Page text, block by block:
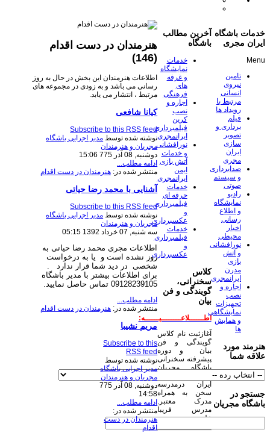
هنرمندان در دست اقدام
(146)
اطلاعات هنرمندان این بخش در حال به روز
رسانی می باشد و به زودی در مجموعه های
مرتبط ، انتشار می یابد.
کیانا شافعی
Subscribe to this RSS feed
نوشته شده توسط مدیر اجرایی باشگاه
مجریان و هنرمندان
دوشنبه, 08 آذر 775 15:06
ادامه مطلب...
منتشر شده در: هنرمندان در دست اقدام
آشنایی با محمد رضا حیاتی
Subscribe to this RSS feed
نوشته شده توسط مدیر اجرایی باشگاه
مجریان و هنرمندان
سه شنبه, 07 خرداد 1392 05:15
اطلاعات مجری محمد رضا حیاتی به
روز نشده است و یا به درخواست
شخصی در دید شما قرار ندارد
.
برای اطلاعات بیشتر با مدیر باشگاه
09128239105 تماس حاصل نمایید.
ادامه مطلب...
منتشر شده در: هنرمندان در دست اقدام
مریم نشیبا
Subscribe to this
RSS feed
نوشته شده توسط
مدیر اجرایی باشگاه
مجریان و هنرمندان
دوشنبه, 08 آذر 775
14:58
ادامه مطلب...
منتشر شده در:
هنرمندان در دست
اقدام
آخرین مطالب
باشگاه
خدمات
نمایشگاه
و غرفه
های
فرهنگی
اجاره و
نصب
کرین
فیلمبرداری
ایرانمجری
نورافشانی
و خدمات
آتش بازی
ایمن
ایرانمجری
خدمات
حرفه ای
فیلمبرداری
و
عکسبرداری
خدمات
فیلمبرداری
و
عکسبرداری
کلاس
سخنرانی،
گویندگی و فن
بیان
اطــــــلاعــــــــیــــــه:
آغازثبت نام کلاس
گویندگی و فن
بیان و دوره
پیشرفته سخنرانی
باشگاه مجریان
ایران درمدرسه
سخن به همراه
مدرک معتبر.
مدرس فریبا
علومی یزدی
خدمات باشگاه
ایران مجری
Menu
تامین
نیروی
انسانی
مرتبط با
رویداد ها
فیلم
برداری و
تصویر
سازی
ایران
مجری
صدابرداری
و سیستم
صوتی
رادیو
نمایشگاه
و اطلاع
رسانی
اخبار
محیطی
نورافشانی
و آتش
بازی
مدرن
ایرانمجری
اجاره و
نصب
تجهیزات
نمایشگاهی
و همایش
ها
هنرمند مورد
علاقه شما
جستجو در
باشگاه مجریان